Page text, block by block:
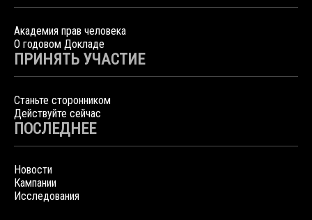
Академия прав человека
О годовом Докладе
ПРИНЯТЬ УЧАСТИЕ
Станьте сторонником
Действуйте сейчас
ПОСЛЕДНЕЕ
Новости
Кампании
Исследования